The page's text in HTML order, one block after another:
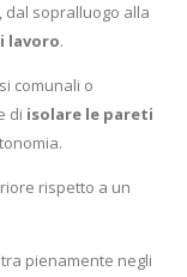
sopralluogo alla
lavoro.
comunali o
di isolare le pareti
rispetto a un
pienamente negli